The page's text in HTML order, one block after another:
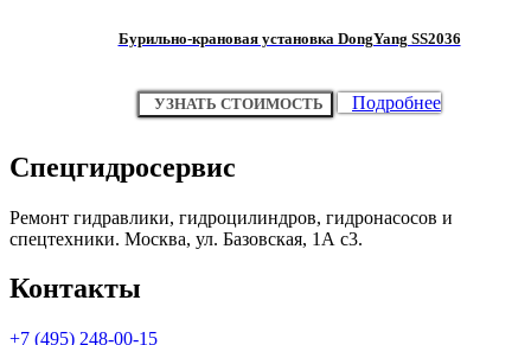
Бурильно-крановая установка DongYang SS2036
УЗНАТЬ СТОИМОСТЬ Подробнее
Спецгидросервис
Ремонт гидравлики, гидроцилиндров, гидронасосов и
спецтехники. Москва, ул. Базовская, 1А с3.
Контакты
+7 (495) 248-00-15